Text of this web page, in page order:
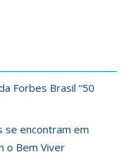
Forbes Brasil “50
se encontram em
o Bem Viver